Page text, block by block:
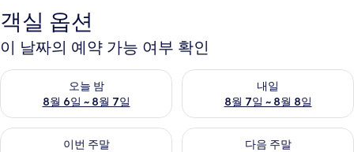
객실 옵션
이 날짜의 예약 가능 여부 확인
오늘 밤
8월 6일 ~ 8월 7일
오늘 밤 예약 가능 여부 확인, 8월 6일 ~ 8월 7일
내일
8월 7일 ~ 8월 8일
내일 예약 가능 여부 확인, 8월
이번 주말
이번 주말 예약 가능 여부 확인, 8월 7일 ~ 8월 9일
다음 주말
다음 주말 예약 가능 여부 확인,